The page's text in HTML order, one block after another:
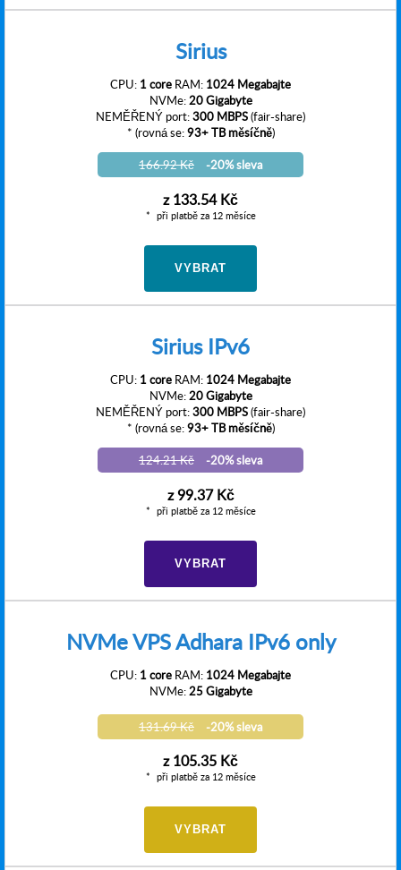
Sirius
CPU: 1 core RAM: 1024 Megabajte
NVMe:20 Gigabyte
NEMĚŘENÝ port:300 MBPS(fair-share)
* (rovná se:93+ TB měsíčně)
166.92 Kč
-20% sleva
z133.54 Kč
při platbě za 12 měsíce
VYBRAT
Sirius IPv6
CPU: 1 core RAM: 1024 Megabajte
NVMe:20 Gigabyte
NEMĚŘENÝ port:300 MBPS(fair-share)
* (rovná se:93+ TB měsíčně)
124.21 Kč
-20% sleva
z99.37 Kč
při platbě za 12 měsíce
VYBRAT
NVMe VPS Adhara IPv6 only
CPU: 1 core RAM: 1024 Megabajte
NVMe:25 Gigabyte
131.69 Kč -20% sleva
z105.35 Kč
při platbě za 12 měsíce
VYBRAT